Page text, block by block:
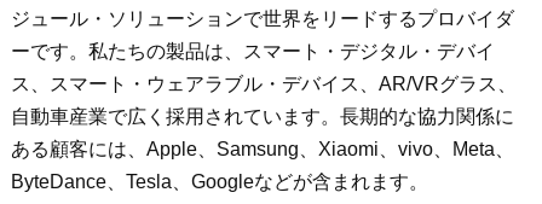
ジュール・ソリューションで世界をリードするプロバイダ
ーです。私たちの製品は、スマート・デジタル・デバイ
ス、スマート・ウェアラブル・デバイス、AR/VRグラス、
自動車産業で広く採用されています。長期的な協力関係に
ある顧客には、Apple、Samsung、Xiaomi、vivo、Meta、
ByteDance、Tesla、Googleなどが含まれます。